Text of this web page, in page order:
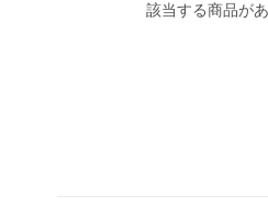
該当する商品が